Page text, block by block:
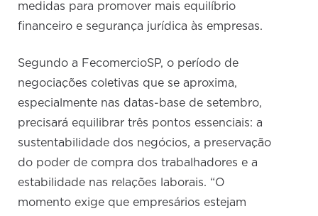
medidas para promover mais equilíbrio
financeiro e segurança jurídica às empresas.
Segundo a FecomercioSP, o período de
negociações coletivas que se aproxima,
especialmente nas datas-base de setembro,
precisará equilibrar três pontos essenciais: a
sustentabilidade dos negócios, a preservação
do poder de compra dos trabalhadores e a
estabilidade nas relações laborais. “O
momento exige que empresários estejam